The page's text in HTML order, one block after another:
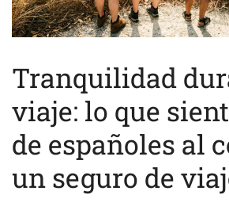
Tranquilidad
viaje: lo que
de españoles al
un seguro de